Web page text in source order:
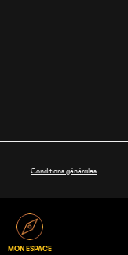
MON ESPACE
Conditions générales